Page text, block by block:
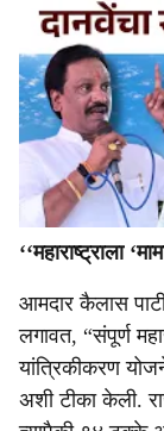
‘‘महाराष्ट्राला
आमदार कैलास
लगावत, “संपूर्ण
यांत्रिकीकरण
अशी टीका केली.